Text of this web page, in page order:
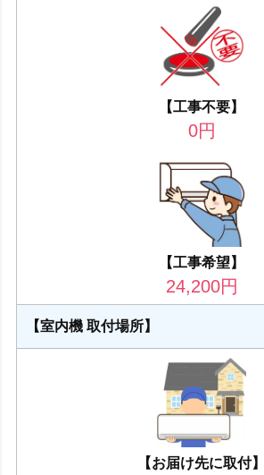
【工事不要】
0円
【工事希望】
24,200円
【室内機 取付場所】
【お届け先に取付】